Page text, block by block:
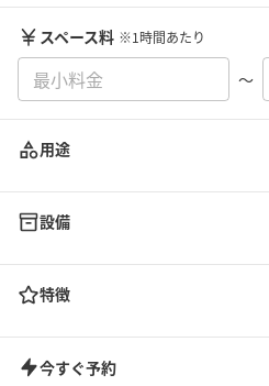
スペース料 ※1時間あたり
〜
用途
設備
特徴
今すぐ予約